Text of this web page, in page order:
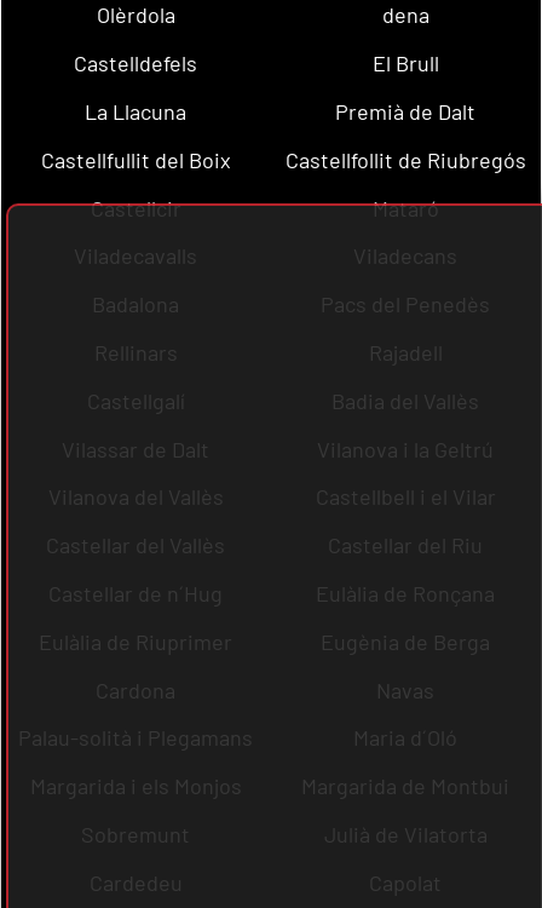
Olèrdola
dena
Castelldefels
El Brull
La Llacuna
Premià de Dalt
Castellfullit del Boix
Castellfollit de Riubregós
Castellcir
Mataró
Viladecavalls
Viladecans
Badalona
Pacs del Penedès
Rellinars
Rajadell
Castellgalí
Badia del Vallès
Vilassar de Dalt
Vilanova i la Geltrú
Vilanova del Vallès
Castellbell i el Vilar
Castellar del Vallès
Castellar del Riu
Castellar de n´Hug
Eulàlia de Ronçana
Eulàlia de Riuprimer
Eugènia de Berga
Cardona
Navas
Palau-solità i Plegamans
Maria d´Oló
Margarida i els Monjos
Margarida de Montbui
Sobremunt
Julià de Vilatorta
Cardedeu
Capolat